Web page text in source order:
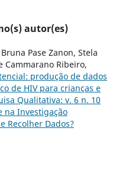
autor(es)
Pase Zanon, Stela
Cammarano Ribeiro,
produção de dados
de HIV para crianças e
Qualitativa: v. 6 n. 10
na Investigação
Recolher Dados?